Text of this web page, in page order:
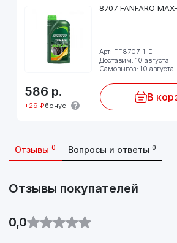
8707 FANFARO
Арт: FF8707-1-E
Доставим: 10 августа
Самовывоз: 10 августа
586 р.
+29 ₽бонус
В
Отзывы 0 Вопросы и ответы 0
Отзывы покупателей
0,0